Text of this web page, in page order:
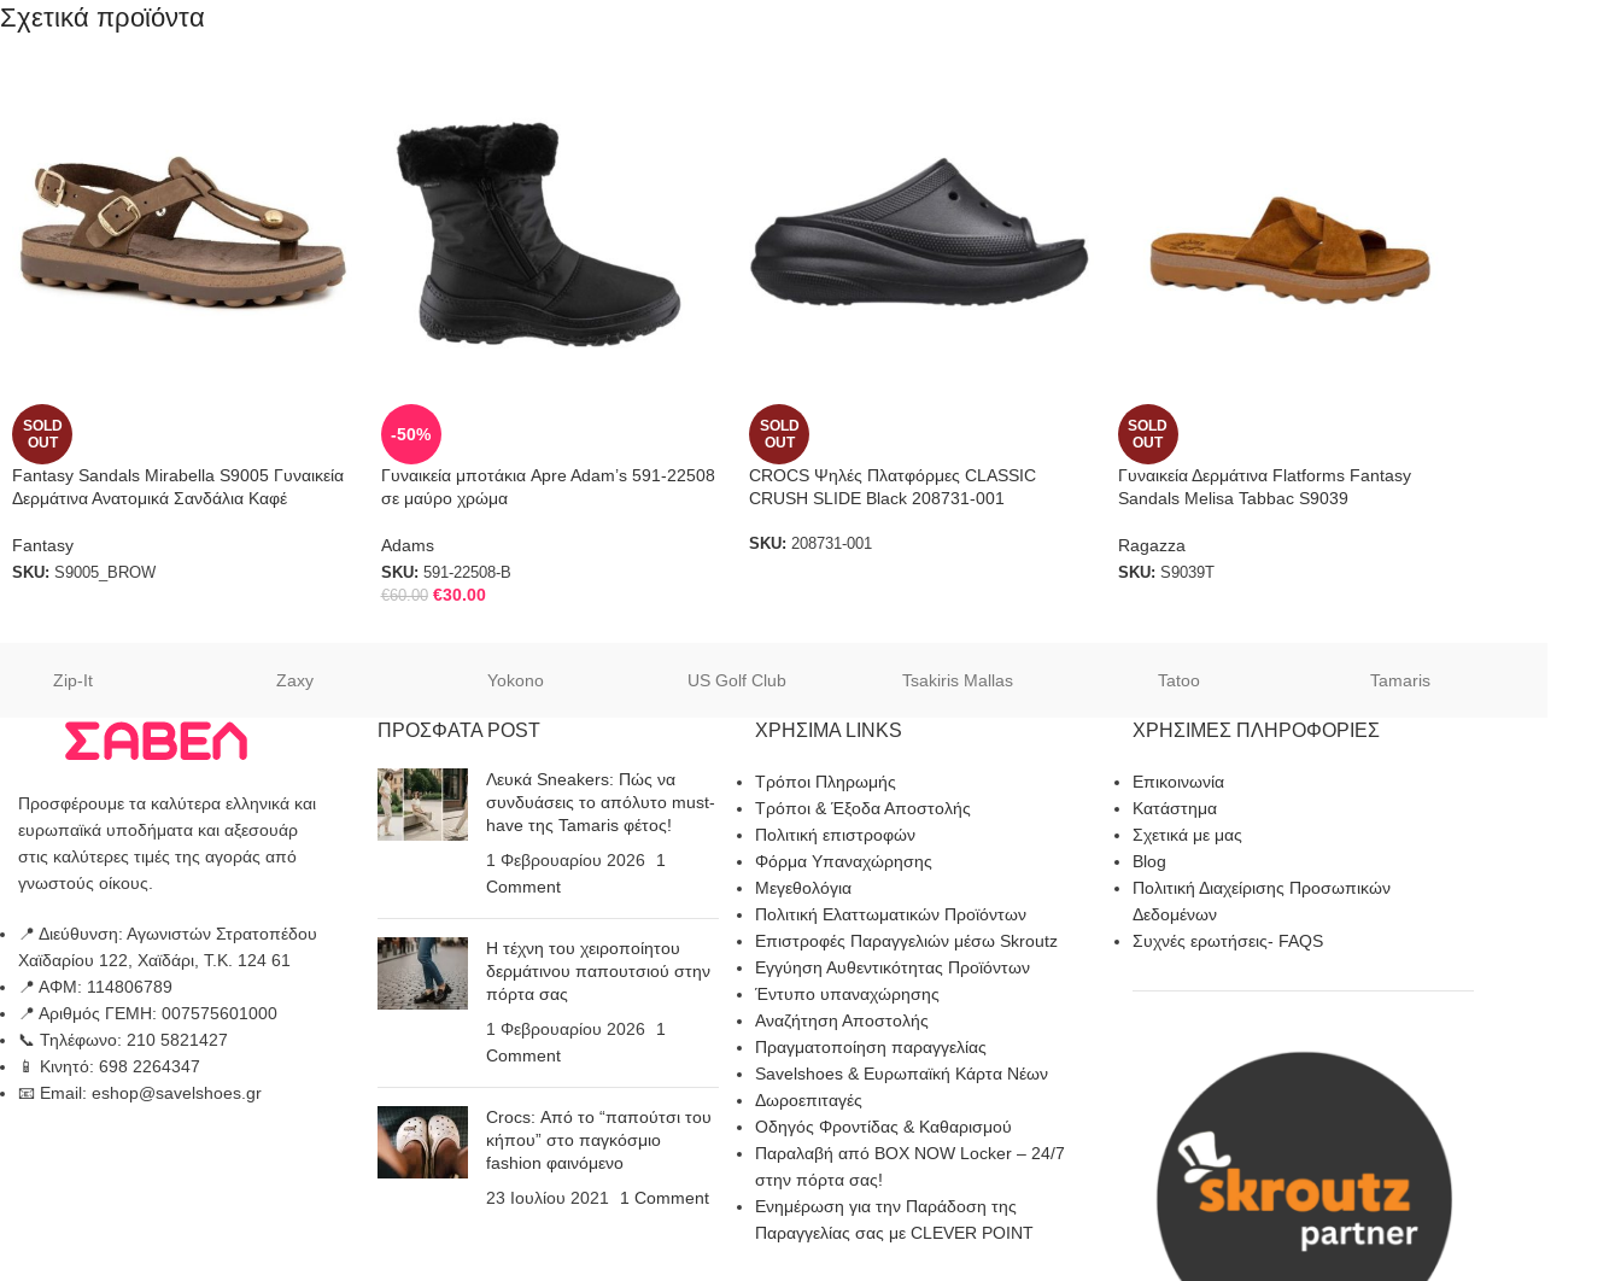
Σχετικά προϊόντα
SOLD
OUT
Fantasy Sandals Mirabella S9005 Γυναικεία
Δερμάτινα Ανατομικά Σανδάλια Καφέ
Fantasy
SKU: S9005_BROW
-50%
Γυναικεία μποτάκια Apre Adam’s 591-22508
σε μαύρο χρώμα
Adams
SKU: 591-22508-B
€60.00 €30.00
SOLD
OUT
CROCS Ψηλές Πλατφόρμες CLASSIC
CRUSH SLIDE Black 208731-001
SKU: 208731-001
SOLD
OUT
Γυναικεία Δερμάτινα Flatforms Fantasy
Sandals Melisa Tabbac S9039
Ragazza
SKU: S9039T
Zip-It Zaxy Yokono US Golf Club Tsakiris Mallas Tatoo Tamaris
Προσφέρουμε τα καλύτερα ελληνικά και
ευρωπαϊκά υποδήματα και αξεσουάρ
στις καλύτερες τιμές της αγοράς από
γνωστούς οίκους.
📍 Διεύθυνση: Αγωνιστών Στρατοπέδου
Χαϊδαρίου 122, Χαϊδάρι, Τ.Κ. 124 61
📍 ΑΦΜ: 114806789
📍 Αριθμός ΓΕΜΗ: 007575601000
📞 Τηλέφωνο: 210 5821427
📱 Κινητό: 698 2264347
📧 Email: eshop@savelshoes.gr
ΠΡΟΣΦΑΤΑ POST
Λευκά Sneakers: Πώς να
συνδυάσεις το απόλυτο must-
have της Tamaris φέτος!
1 Φεβρουαρίου 2026
1
Comment
Η τέχνη του χειροποίητου
δερμάτινου παπουτσιού στην
πόρτα σας
1 Φεβρουαρίου 2026
1
Comment
Crocs: Από το “παπούτσι του
κήπου” στο παγκόσμιο
fashion φαινόμενο
23 Ιουλίου 2021
1 Comment
ΧΡΗΣΙΜΑ LINKS
Τρόποι Πληρωμής
Τρόποι & Έξοδα Αποστολής
Πολιτική επιστροφών
Φόρμα Υπαναχώρησης
Μεγεθολόγια
Πολιτική Ελαττωματικών Προϊόντων
Επιστροφές Παραγγελιών μέσω Skroutz
Εγγύηση Αυθεντικότητας Προϊόντων
Έντυπο υπαναχώρησης
Αναζήτηση Αποστολής
Πραγματοποίηση παραγγελίας
Savelshoes & Ευρωπαϊκή Κάρτα Νέων
Δωροεπιταγές
Οδηγός Φροντίδας & Καθαρισμού
Παραλαβή από BOX NOW Locker – 24/7
στην πόρτα σας!
Ενημέρωση για την Παράδοση της
Παραγγελίας σας με CLEVER POINT
ΧΡΉΣΙΜΕΣ ΠΛΗΡΟΦΟΡΊΕΣ
Επικοινωνία
Κατάστημα
Σχετικά με μας
Blog
Πολιτική Διαχείρισης Προσωπικών
Δεδομένων
Συχνές ερωτήσεις- FAQS